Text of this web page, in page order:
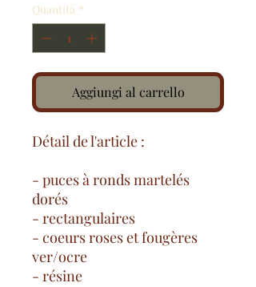
Quantità *
Aggiungi al carrello
Détail de l'article :
- puces à ronds martelés
dorés
- rectangulaires
- coeurs roses et fougères
ver/ocre
- résine